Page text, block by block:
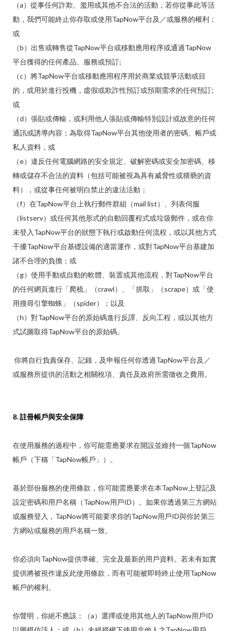
（a）從事任何詐欺、濫用或其他不合法的活動，若你從事此等活
動，我們可能終止你存取或使用TapNow平台及／或服務的權利；
或
（b）出售或轉售從TapNow平台或移動應用程序或通過TapNow
平台獲得的任何產品、服務或預訂;
（c）將TapNow平台或移動應用程序用於商業或競爭活動或目
的，或用於進行投機，虛假或欺詐性預訂或預期需求的任何預訂;
或
（d）張貼或傳輸，或利用他人張貼或傳輸特別設計或故意的任何
通訊或誘導內容；為取得TapNow平台其他使用者的密碼、帳戶或
私人資料，或
（e）違反任何電腦網路的安全規定、破解密碼或安全加密碼、移
轉或儲存不合法的資料（包括可能被視為具有威脅性或猥褻的資
料），或從事任何被明白禁止的違法活動；
（f）在TapNow平台上執行郵件群組（mail list）、列表伺服
（listserv）或任何其他形式的自動回覆程式或垃圾郵件，或在你
未登入TapNow平台的狀態下執行或啟動任何流程，或以其他方式
干擾TapNow平台基礎設備的適當運作，或對TapNow平台基建加
諸不合理的負擔；或
（g）使用手動或自動的軟體、裝置或其他流程，對TapNow平台
的任何網頁進行「爬梳」（crawl）、「抓取」（scrape）或「使
用搜尋引擎蜘蛛」（spider）；以及
（h）對TapNow平台的原始碼進行反譯、反向工程，或以其他方
式試圖取得TapNow平台的原始碼。
你將自行負責保存、記錄，及申報任何你透過TapNow平台及／
或服務所提供的活動之相關稅項、責任及政府所需徵收之費用。
8. 註冊帳戶與安全保障
在使用服務的過程中，你可能需應要求在開設並維持一個TapNow
帳戶（下稱「TapNow帳戶」）。
基於部份服務的使用條款，你可能需應要求在本TapNow上登記及
設定密碼和用戶名稱（TapNow用戶ID）。如果你透過第三方網站
或服務登入，TapNow將可能要求你的TapNow用戶ID與你於第三
方網站或服務的用戶名稱一致。
你必須向TapNow提供準確、完全及最新的用戶資料。若未有如實
提供將被視作違反此使用條款，而有可能被即時終止使用TapNow
帳戶的權利。
你聲明，你絕不應該：（a）選擇或使用其他人的TapNow用戶ID